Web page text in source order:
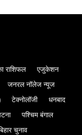
राशिफल
एजुकेशन
जनरल नॉलेज न्यूज
टेक्नोलॉजी
धनबाद
पश्चिम बंगाल
चुनाव